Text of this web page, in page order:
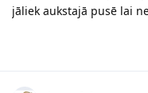
jāliek aukstajā pusē lai